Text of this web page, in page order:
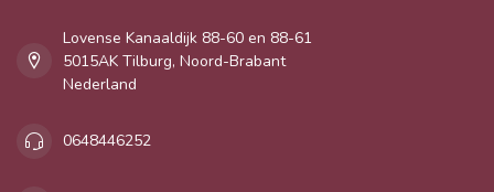
Lovense Kanaaldijk 88-60 en 88-61
5015AK Tilburg, Noord-Brabant
Nederland
0648446252